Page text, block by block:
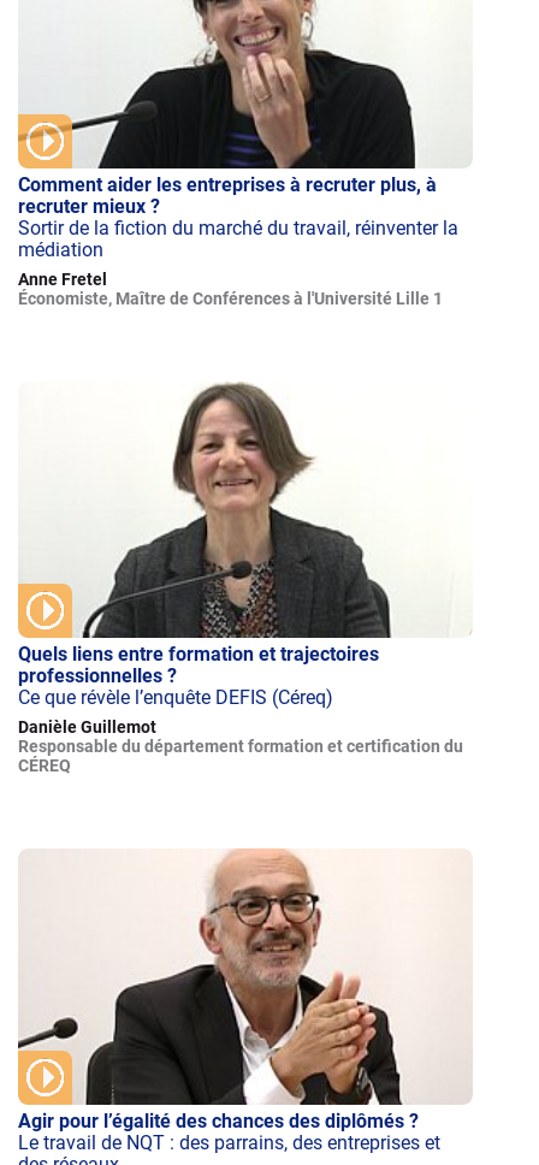
Comment aider les entreprises à recruter plus, à
recruter mieux ?
Sortir de la fiction du marché du travail, réinventer la
médiation
Anne Fretel
Économiste, Maître de Conférences à l'Université Lille 1
Quels liens entre formation et trajectoires
professionnelles ?
Ce que révèle l’enquête DEFIS (Céreq)
Danièle Guillemot
Responsable du département formation et certification du
CÉREQ
Agir pour l’égalité des chances des diplômés ?
Le travail de NQT : des parrains, des entreprises et